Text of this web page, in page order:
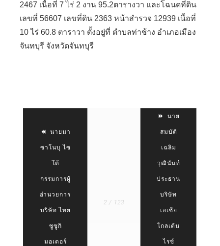
2467 เนื้อที่ 7 ไร่ 2 งาน 95.2ตารางวา และโฉนดที่ดิน
เลขที่ 56607 เลขที่ดิน 2363 หน้าสำรวจ 12939 เนื้อที่
10 ไร่ 60.8 ตาราวา ตั้งอยู่ที่ ตำบลท่าช้าง อำเภอเมือง
จันทบุรี จังหวัดจันทบุรี
นายมา
ซาโนบุ ไซ
โต้
กรรมการผู้
อำนวยการ
บริษัท ไทย
ซูซูกิ
มอเตอร์
2 / 123
นาย
สมบัติ
เฉลิม
วุฒินันท์
ประธาน
บริษัท
เอเซีย
โกลเด้น
ไรซ์